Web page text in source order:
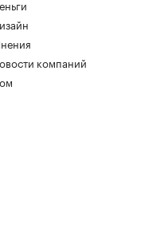
компаний